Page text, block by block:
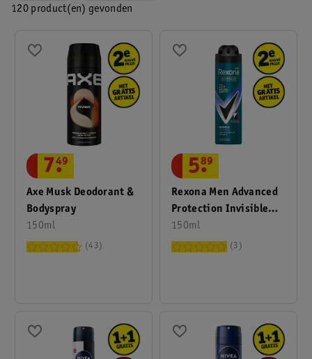
120 product(en) gevonden
Axe Musk Deodorant &
Bodyspray
150ml
7.
49
43
Rexona Men Advanced
Protection Invisible
Ice Antitranspirant
Spray
150ml
5.
89
3